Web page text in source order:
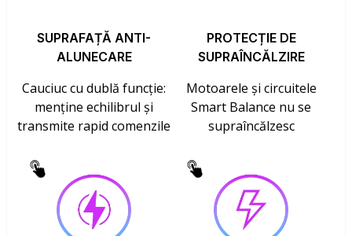
SUPRAFAȚĂ ANTI-
ALUNECARE
Cauciuc cu dublă funcție:
menține echilibrul și
transmite rapid comenzile
PROTECȚIE DE
SUPRAÎNCĂLZIRE
Motoarele și circuitele
Smart Balance nu se
supraîncălzesc